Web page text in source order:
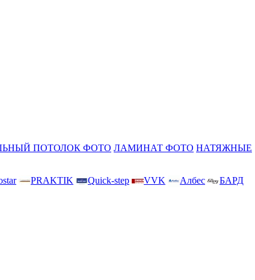
ПОТОЛОК ФОТО ЛАМИНАТ ФОТО НАТЯЖНЫЕ
PRAKTIK Quick-step VVK Албес
БАРД